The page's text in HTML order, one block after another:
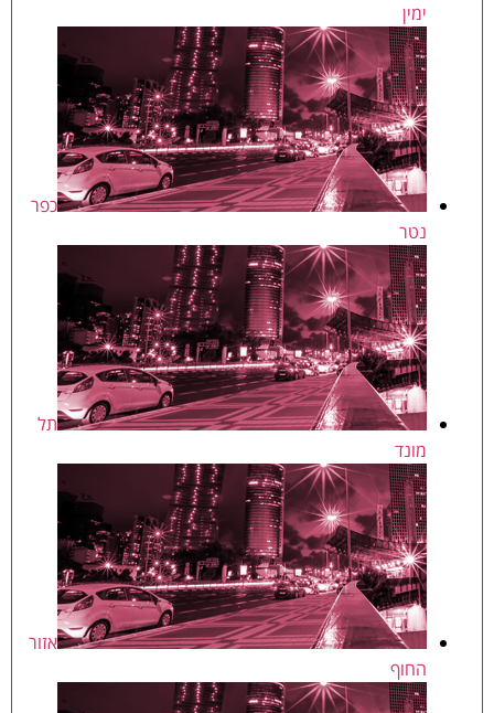
ימין
כפר
נטר
תל
מונד
אזור
החוף